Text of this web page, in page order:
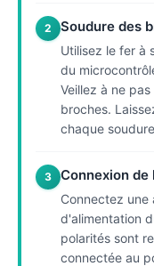
2 Soudure des
Utilisez le fer à
du
Veillez à ne
broches.
chaque
3 Connexion
Connectez une
d'alimentation
polarités sont
connectée au